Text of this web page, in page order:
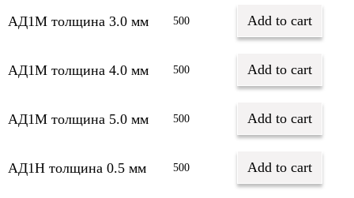
АД1М толщина 3.0 мм 500 Add to cart
АД1М толщина 4.0 мм 500 Add to cart
АД1М толщина 5.0 мм 500 Add to cart
АД1Н толщина 0.5 мм 500 Add to cart